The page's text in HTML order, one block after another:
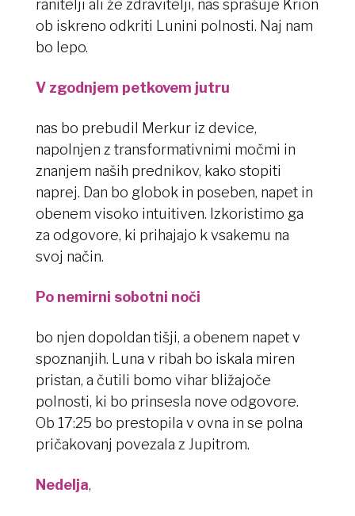
ranitelji ali že zdravitelji, nas sprašuje Krion
ob iskreno odkriti Lunini polnosti. Naj nam
bo lepo.
V zgodnjem petkovem jutru
nas bo prebudil Merkur iz device,
napolnjen z transformativnimi močmi in
znanjem naših prednikov, kako stopiti
naprej. Dan bo globok in poseben, napet in
obenem visoko intuitiven. Izkoristimo ga
za odgovore, ki prihajajo k vsakemu na
svoj način.
Po nemirni sobotni noči
bo njen dopoldan tišji, a obenem napet v
spoznanjih. Luna v ribah bo iskala miren
pristan, a čutili bomo vihar bližajoče
polnosti, ki bo prinsesla nove odgovore.
Ob 17:25 bo prestopila v ovna in se polna
pričakovanj povezala z Jupitrom.
Nedelja,